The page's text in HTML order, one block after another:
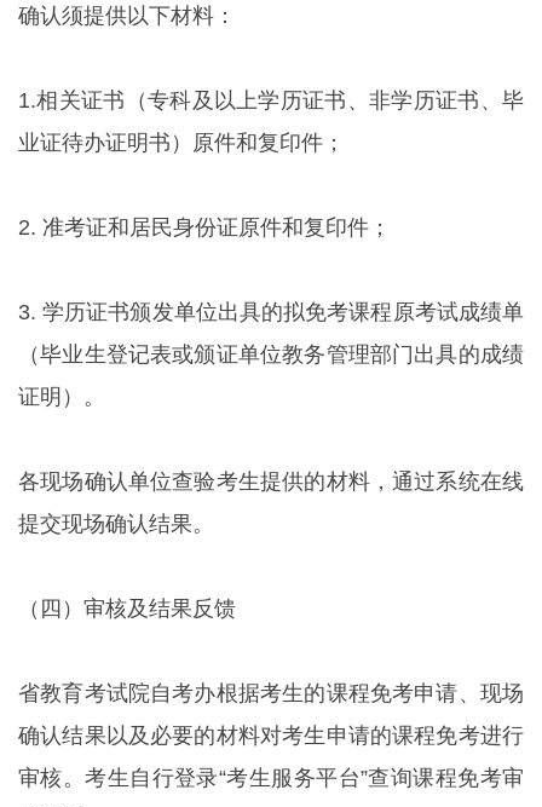
确认须提供以下材料：
1.相关证书（专科及以上学历证书、非学历证书、毕
业证待办证明书）原件和复印件；
2. 准考证和居民身份证原件和复印件；
3. 学历证书颁发单位出具的拟免考课程原考试成绩单
（毕业生登记表或颁证单位教务管理部门出具的成绩
证明）。
各现场确认单位查验考生提供的材料，通过系统在线
提交现场确认结果。
（四）审核及结果反馈
省教育考试院自考办根据考生的课程免考申请、现场
确认结果以及必要的材料对考生申请的课程免考进行
审核。考生自行登录“考生服务平台”查询课程免考审